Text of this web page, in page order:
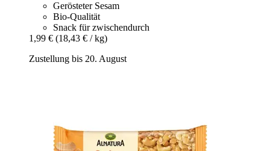
Gerösteter Sesam
Bio-Qualität
Snack für zwischendurch
1,99 € (18,43 € / kg)
Zustellung bis 20. August